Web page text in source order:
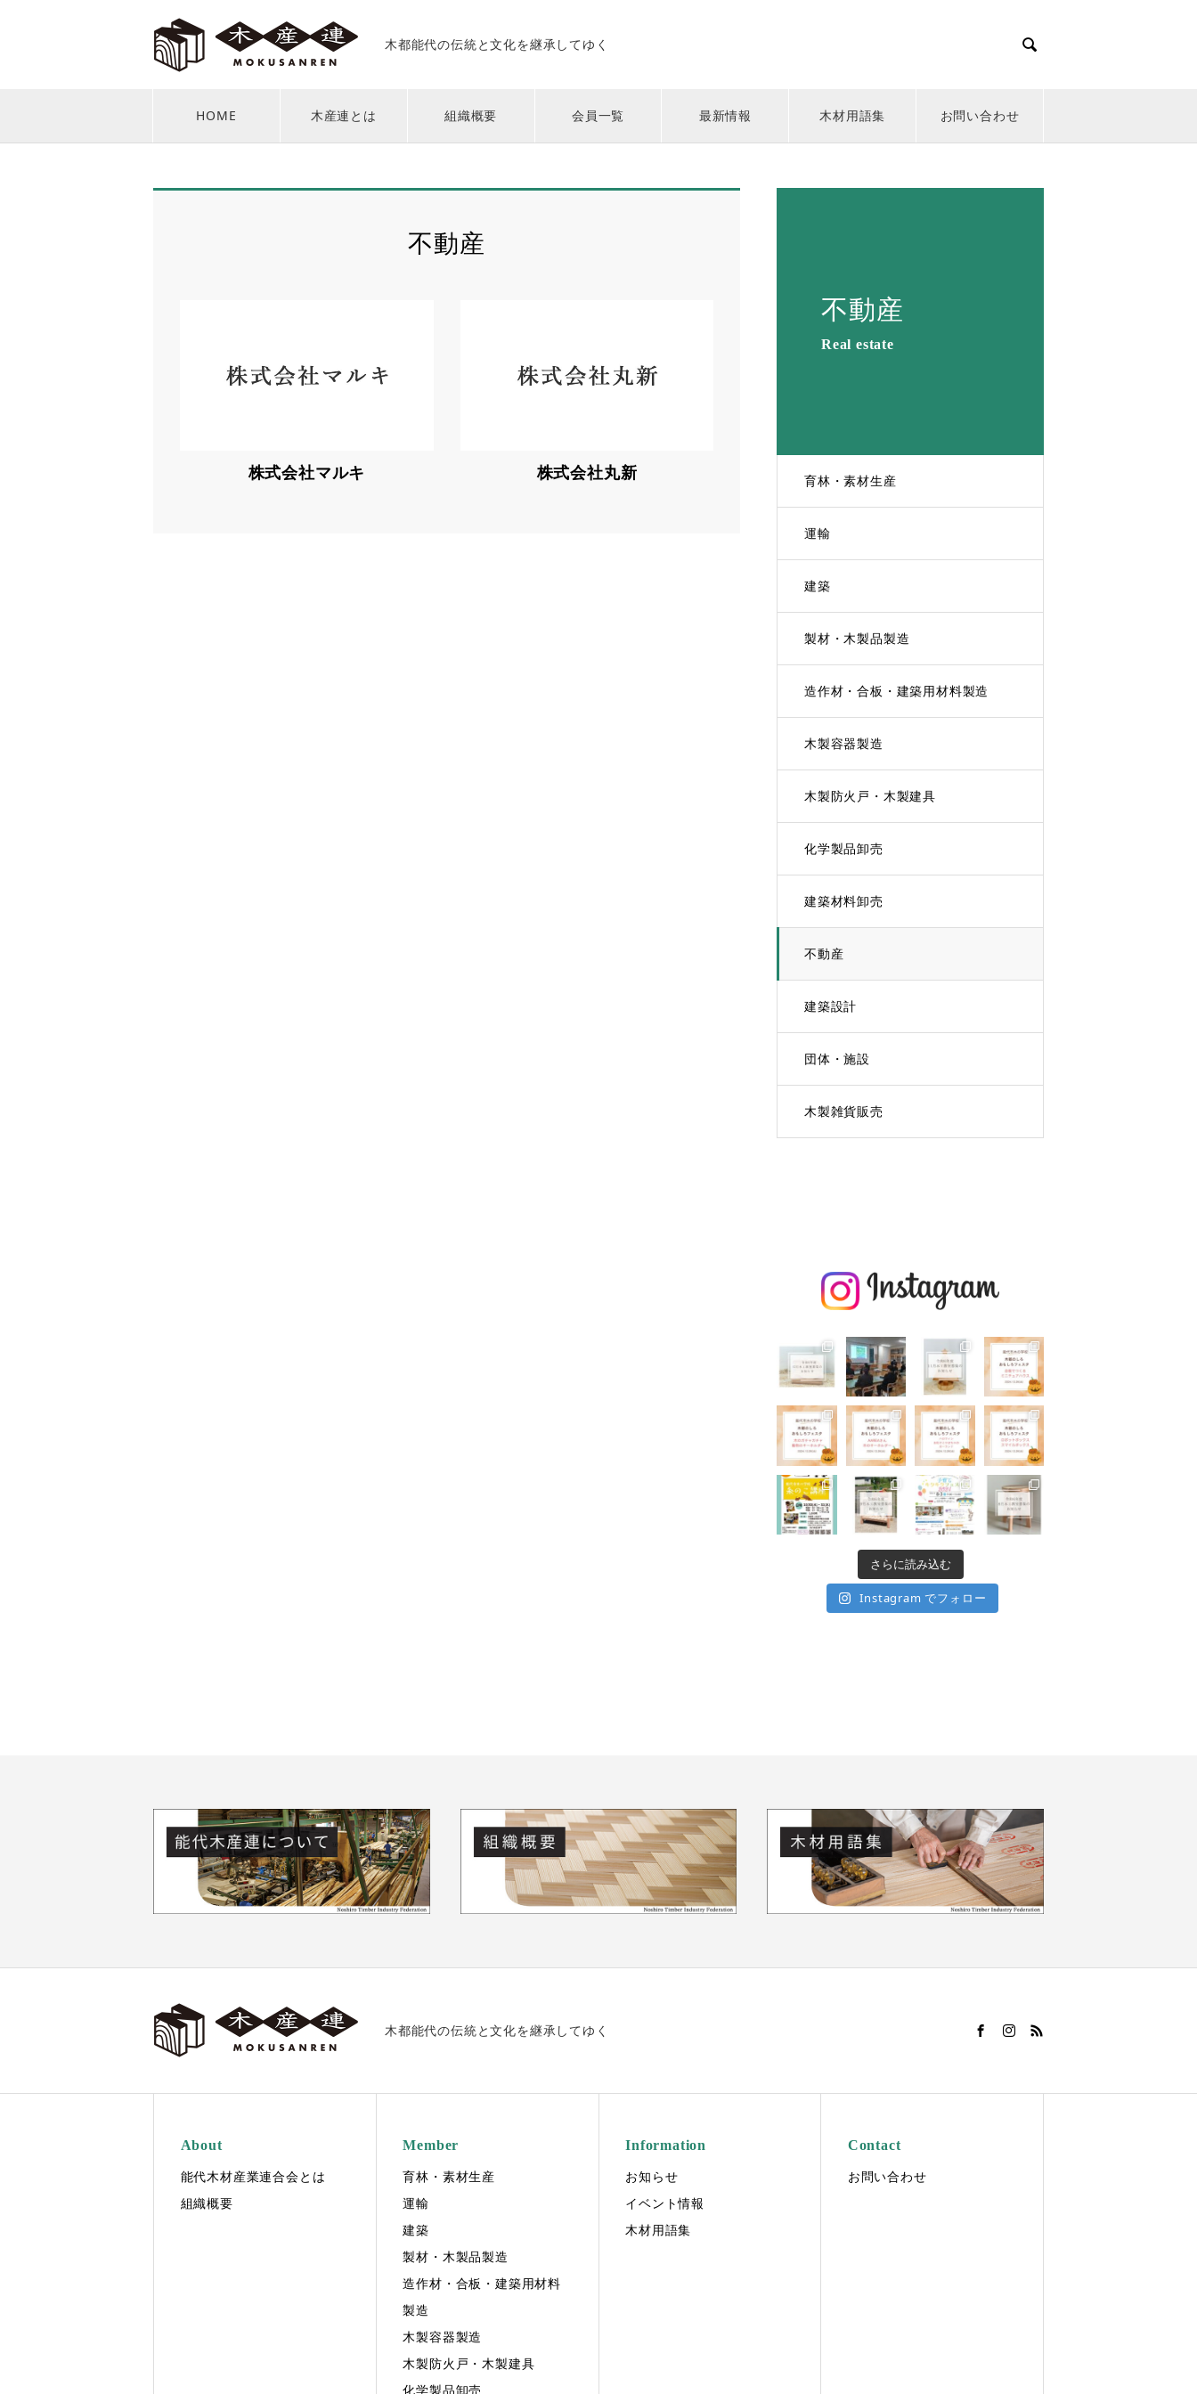
木都能代の伝統と文化を継承してゆく 
HOME 木産連とは 組織概要 会員一覧 最新情報 木材用語集 お問い合わせ
不動産
Real estate
育林・素材生産
運輸
建築
製材・木製品製造
造作材・合板・建築用材料製造
木製容器製造
木製防火戸・木製建具
化学製品卸売
建築材料卸売
不動産
建築設計
団体・施設
木製雑貨販売
不動産
株式会社マルキ 株式会社丸新
さらに読み込む
Instagram でフォロー
木都能代の伝統と文化を継承してゆく
About
能代木材産業連合会とは
組織概要
Member
育林・素材生産
運輸
建築
製材・木製品製造
造作材・合板・建築用材料
製造
木製容器製造
木製防火戸・木製建具
化学製品卸売
Information
お知らせ
イベント情報
木材用語集
Contact
お問い合わせ